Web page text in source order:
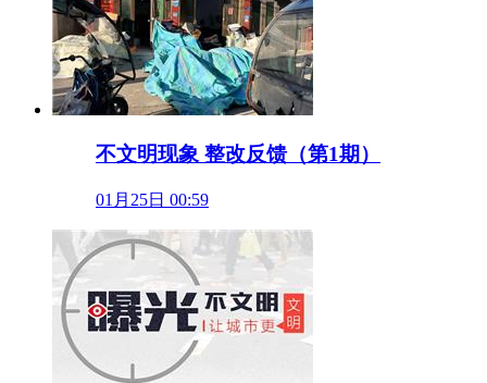
不文明现象 整改反馈（第1期）
01月25日 00:59